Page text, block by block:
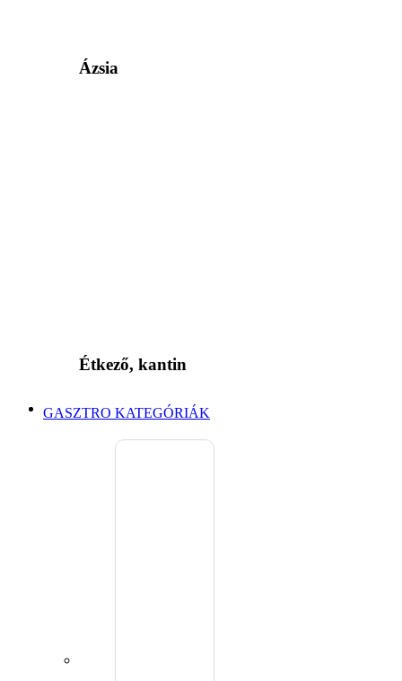
Ázsia
Étkező, kantin
GASZTRO KATEGÓRIÁK